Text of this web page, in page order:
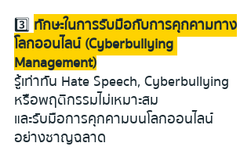
3️⃣ ทักษะในการรับมือกับการคุกคามทาง
โลกออนไลน์ (Cyberbullying
Management)
รู้เท่าทัน Hate Speech, Cyberbullying
หรือพฤติกรรมไม่เหมาะสม
และรับมือการคุกคามบนโลกออนไลน์
อย่างชาญฉลาด